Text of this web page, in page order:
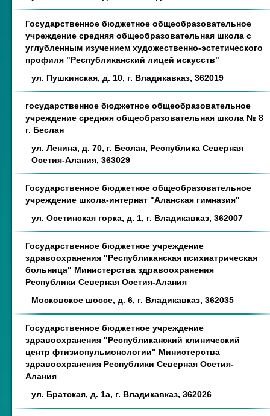
Государственное бюджетное общеобразовательное
учреждение средняя общеобразовательная школа с
углубленным изучением художественно-эстетического
профиля "Республиканский лицей искусств"
ул. Пушкинская, д. 10, г. Владикавказ, 362019
государственное бюджетное общеобразовательное
учреждение средняя общеобразовательная школа № 8
г. Беслан
ул. Ленина, д. 70, г. Беслан, Республика Северная
Осетия-Алания, 363029
Государственное бюджетное общеобразовательное
учреждение школа-интернат "Аланская гимназия"
ул. Осетинская горка, д. 1, г. Владикавказ, 362007
Государственное бюджетное учреждение
здравоохранения "Республиканская психиатрическая
больница" Министерства здравоохранения
Республики Северная Осетия-Алания
Московское шоссе, д. 6, г. Владикавказ, 362035
Государственное бюджетное учреждение
здравоохранения "Республиканский клинический
центр фтизиопульмонологии" Министерства
здравоохранения Республики Северная Осетия-
Алания
ул. Братская, д. 1а, г. Владикавказ, 362026